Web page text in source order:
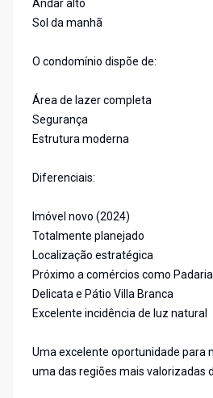
Andar alto
Sol da manhã
O condomínio dispõe de:
Área de lazer completa
Segurança
Estrutura moderna
Diferenciais:
Imóvel novo (2024)
Totalmente planejado
Localização estratégica
Próximo a comércios como
Delicata e Pátio Villa Branca
Excelente incidência de luz natural
Uma excelente oportunidade para
uma das regiões mais valorizadas